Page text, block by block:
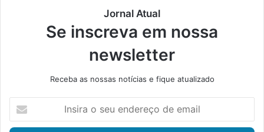
Jornal Atual
Se inscreva em nossa
newsletter
Receba as nossas notícias e fique atualizado
s